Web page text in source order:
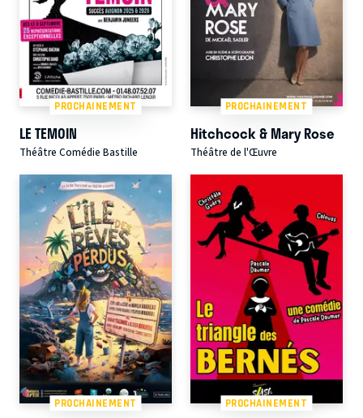
PROCHAINEMENT
LE TEMOIN
Théâtre Comédie Bastille
PROCHAINEMENT
Hitchcock & Mary Rose
Théâtre de l'Œuvre
PROCHAINEMENT PROCHAINEMENT